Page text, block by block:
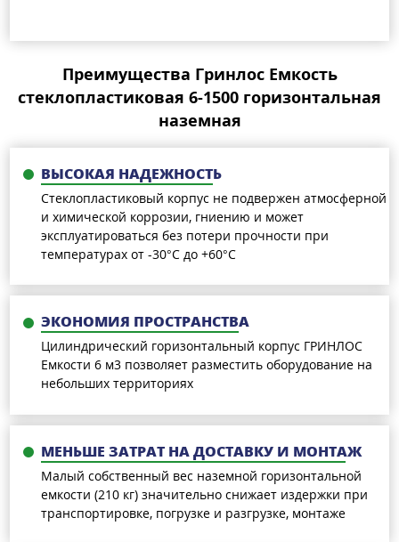
Преимущества Гринлос Емкость
стеклопластиковая 6-1500 горизонтальная
наземная
ВЫСОКАЯ НАДЕЖНОСТЬ
Стеклопластиковый корпус не подвержен атмосферной
и химической коррозии, гниению и может
эксплуатироваться без потери прочности при
температурах от -30°C до +60°C
ЭКОНОМИЯ ПРОСТРАНСТВА
Цилиндрический горизонтальный корпус ГРИНЛОС
Емкости 6 м3 позволяет разместить оборудование на
небольших территориях
МЕНЬШЕ ЗАТРАТ НА ДОСТАВКУ И МОНТАЖ
Малый собственный вес наземной горизонтальной
емкости (210 кг) значительно снижает издержки при
транспортировке, погрузке и разгрузке, монтаже